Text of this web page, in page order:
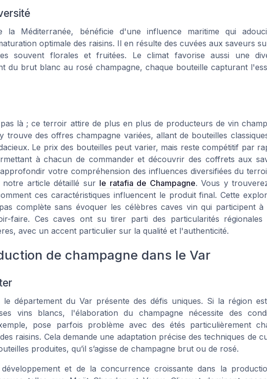
Méditerranée, bénéficie d'une influence maritime qui
optimale des raisins. Il en résulte des cuvées aux saveurs
souvent florales et fruitées. Le climat favorise aussi une
du brut blanc au rosé champagne, chaque bouteille capturant
là ; ce terroir attire de plus en plus de producteurs de vin
trouve des offres champagne variées, allant de bouteilles
Le prix des bouteilles peut varier, mais reste compétitif par
à chacun de commander et découvrir des coffrets aux
votre compréhension des influences diversifiées du
article détaillé sur le ratafia de Champagne. Vous y
ces caractéristiques influencent le produit final. Cette
complète sans évoquer les célèbres caves vin qui participent à
faire. Ces caves ont su tirer parti des particularités régionales
avec un accent particulier sur la qualité et l'authenticité.
de champagne dans le Var
département du Var présente des défis uniques. Si la région
vins blancs, l'élaboration du champagne nécessite des
pose parfois problème avec des étés particulièrement
raisins. Cela demande une adaptation précise des techniques de
produites, qu’il s’agisse de champagne brut ou de rosé.
et de la concurrence croissante dans la